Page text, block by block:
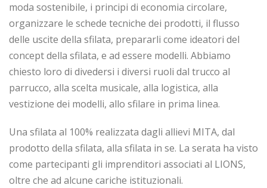
moda sostenibile, i principi di economia circolare,
organizzare le schede tecniche dei prodotti, il flusso
delle uscite della sfilata, prepararli come ideatori del
concept della sfilata, e ad essere modelli. Abbiamo
chiesto loro di divedersi i diversi ruoli dal trucco al
parrucco, alla scelta musicale, alla logistica, alla
vestizione dei modelli, allo sfilare in prima linea.
Una sfilata al 100% realizzata dagli allievi MITA, dal
prodotto della sfilata, alla sfilata in se. La serata ha visto
come partecipanti gli imprenditori associati al LIONS,
oltre che ad alcune cariche istituzionali.